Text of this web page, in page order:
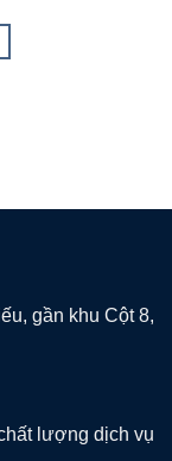
gần khu Cột 8,
lượng dịch vụ